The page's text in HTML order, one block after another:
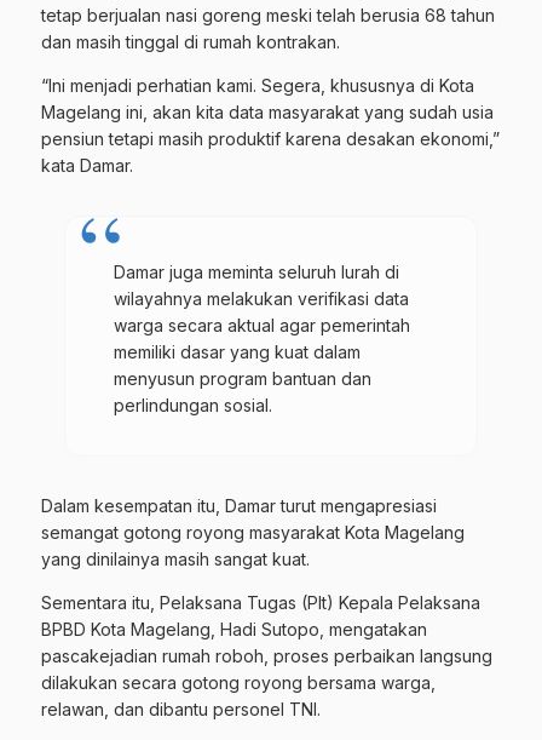
tetap berjualan nasi goreng meski telah berusia 68 tahun
dan masih tinggal di rumah kontrakan.
“Ini menjadi perhatian kami. Segera, khususnya di Kota
Magelang ini, akan kita data masyarakat yang sudah usia
pensiun tetapi masih produktif karena desakan ekonomi,”
kata Damar.
Damar juga meminta seluruh lurah di
wilayahnya melakukan verifikasi data
warga secara aktual agar pemerintah
memiliki dasar yang kuat dalam
menyusun program bantuan dan
perlindungan sosial.
Dalam kesempatan itu, Damar turut mengapresiasi
semangat gotong royong masyarakat Kota Magelang
yang dinilainya masih sangat kuat.
Sementara itu, Pelaksana Tugas (Plt) Kepala Pelaksana
BPBD Kota Magelang, Hadi Sutopo, mengatakan
pascakejadian rumah roboh, proses perbaikan langsung
dilakukan secara gotong royong bersama warga,
relawan, dan dibantu personel TNI.